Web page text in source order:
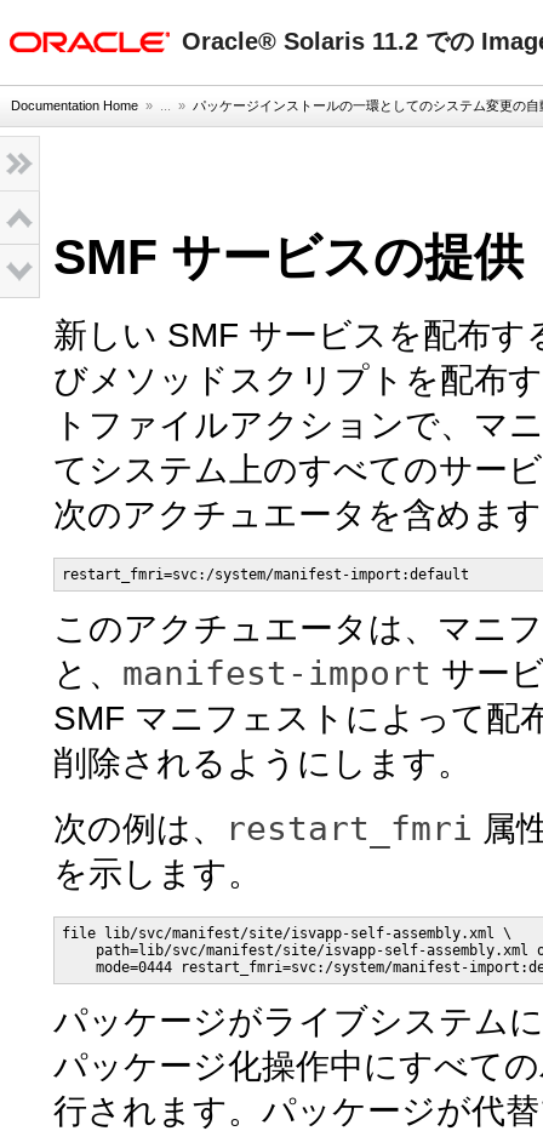
Oracle® Solaris 11.2 での
Documentation Home » ... » パッケージインストールの一環としてのシステム変更の自
SMF サービスの提供
新しい SMF サービスを配布
びメソッドスクリプトを配布
トファイルアクションで、マ
てシステム上のすべてのサー
次のアクチュエータを含めま
restart_fmri=svc:/system/manifest-import:default
このアクチュエータは、マニ
と、 manifest-import サー
SMF マニフェストによって配
削除されるようにします。
次の例は、
restart_fmri 属
を示します。
file lib/svc/manifest/site/isvapp-self-assembly.xml \
path=lib/svc/manifest/site/isvapp-self-assembly.xml
mode=0444 restart_fmri=svc:/system/manifest-
パッケージがライブシステム
パッケージ化操作中にすべて
行されます。パッケージが代